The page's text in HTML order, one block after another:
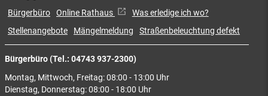
Bürgerbüro (Tel.: 04743 937-2300)
Montag, Mittwoch, Freitag: 08:00 - 13:00 Uhr
Dienstag, Donnerstag: 08:00 - 18:00 Uhr
Bürgerbüro Online Rathaus
Was erledige ich wo?
Stellenangebote
Mängelmeldung Straßenbeleuchtung defekt